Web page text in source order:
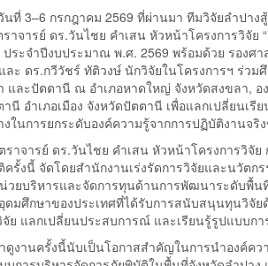
3–6 กรกฎาคม 2569 ที่ผ่านมา ทีมวิจัยลำปาง
าจารย์ ดร.วันไชย คำเสน หัวหน้าโครงการวิจั
ประจำปีงบประมาณ พ.ศ. 2569 พร้อมด้วย รอง
ะ ดร.กวีวัชร์ ทัติวงษ์ นักวิจัยในโครงการฯ ร่
และปัตตานี ณ อำเภอหาดใหญ่ จังหวัดสงขลา,
นี อำเภอเมือง จังหวัดปัตตานี เพื่อแลกเปลี่ยน
งในการยกระดับองค์ความรู้จากการปฏิบัติงานจ
จารย์ ดร.วันไชย คำเสน หัวหน้าโครงการวิจั
ครั้งนี้ จัดโดยสำนักงานเร่งรัดการวิจัยและนวัต
วยบริหารและจัดการทุนด้านการพัฒนาระดับพื้
ดมศึกษาของประเทศที่ได้รับการสนับสนุนทุนวิจั
จัย แลกเปลี่ยนประสบการณ์ และเรียนรู้รูปแบบ
านครั้งนี้นับเป็นโอกาสสำคัญในการนำองค์คว